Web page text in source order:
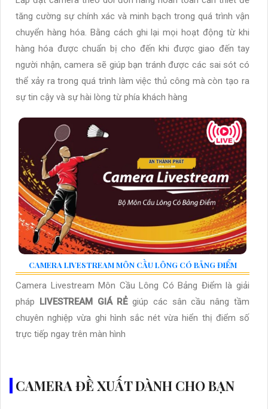
tăng cường sự chính xác và minh bạch trong quá trình vận
chuyển hàng hóa. Bằng cách ghi lại mọi hoạt động từ khi
hàng hóa được chuẩn bị cho đến khi được giao đến tay
người nhận, camera sẽ giúp bạn tránh được các sai sót có
thể xảy ra trong quá trình làm việc thủ công mà còn tạo ra
sự tin cậy và sự hài lòng từ phía khách hàng
CAMERA LIVESTREAM MÔN CẦU LÔNG CÓ BẢNG ĐIỂM
Camera Livestream Môn Cầu Lông Có Bảng Điểm là giải
pháp LIVESTREAM GIÁ RẺgiúp các sân cầu nâng tầm
chuyên nghiệp vừa ghi hình sắc nét vừa hiển thị điểm số
trực tiếp ngay trên màn hình
CAMERA ĐỀ XUẤT DÀNH CHO BẠN